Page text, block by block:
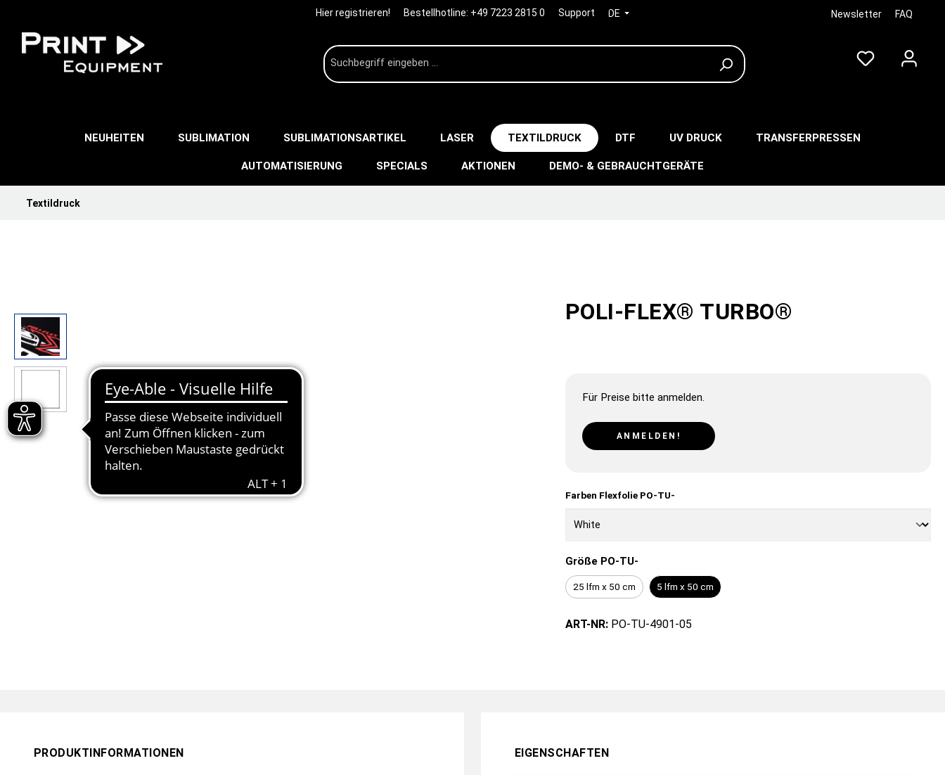
Hier registrieren! Bestellhotline: +49 7223 2815 0 Support DE Newsletter FAQ
NEUHEITEN SUBLIMATION SUBLIMATIONSARTIKEL LASER TEXTILDRUCK DTF UV DRUCK TRANSFERPRESSEN
AUTOMATISIERUNG SPECIALS AKTIONEN DEMO- & GEBRAUCHTGERÄTE
Textildruck
POLI-FLEX® TURBO®
Für Preise bitte anmelden.
ANMELDEN!
Farben Flexfolie PO-TU-
Größe PO-TU-
25 lfm x 50 cm 5 lfm x 50 cm
ART-NR: PO-TU-4901-05
PRODUKTINFORMATIONEN EIGENSCHAFTEN